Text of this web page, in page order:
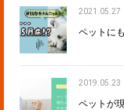
2021.05.27
ペットに
2019.05.23
ペットが